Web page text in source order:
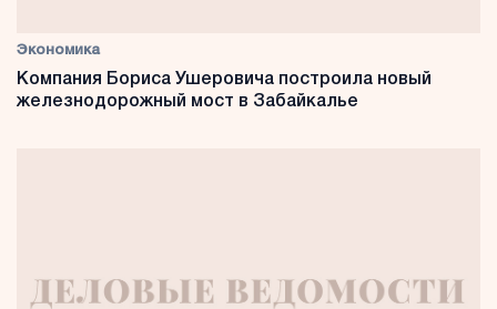
Экономика
Компания Бориса Ушеровича построила новый
железнодорожный мост в Забайкалье